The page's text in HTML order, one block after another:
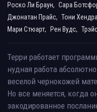
Роско Ли Браун, Сара
Джонатан Прайс, Тони
Мари Стюарт,
Рен Вудс,
Терри работает
нудная работа
веселой чернокожей
Но все меняется, когда
закодированное